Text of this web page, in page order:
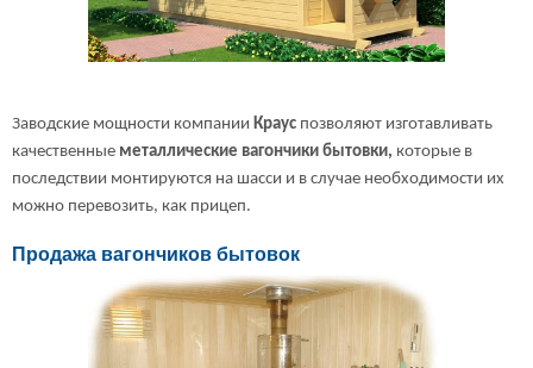
Заводские мощности компании Краус позволяют изготавливать
качественные металлические вагончики бытовки, которые в
последствии монтируются на шасси и в случае необходимости их
можно перевозить, как прицеп.
Продажа вагончиков бытовок